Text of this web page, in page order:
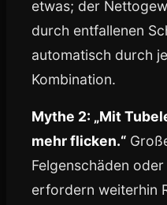
etwas; der
durch entfallenen
automatisch durch
Kombination.
Mythe 2: „Mit
mehr flicken.“
Felgenschäden
erfordern weiterhin